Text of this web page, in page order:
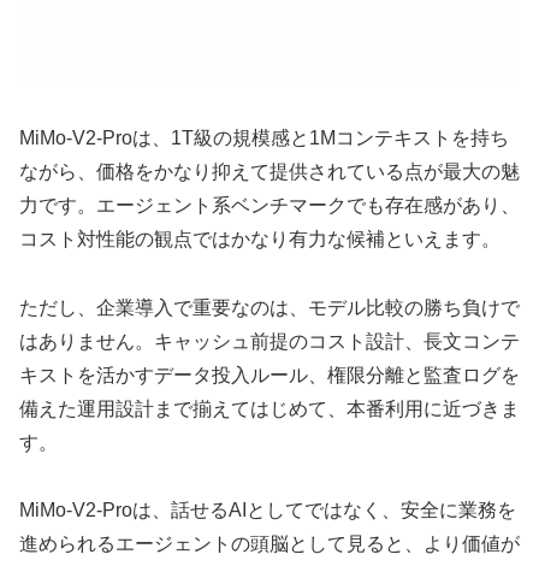
MiMo-V2-Proは、1T級の規模感と1Mコンテキストを持ち
ながら、価格をかなり抑えて提供されている点が最大の魅
力です。エージェント系ベンチマークでも存在感があり、
コスト対性能の観点ではかなり有力な候補といえます。
ただし、企業導入で重要なのは、モデル比較の勝ち負けで
はありません。キャッシュ前提のコスト設計、長文コンテ
キストを活かすデータ投入ルール、権限分離と監査ログを
備えた運用設計まで揃えてはじめて、本番利用に近づきま
す。
MiMo-V2-Proは、話せるAIとしてではなく、安全に業務を
進められるエージェントの頭脳として見ると、より価値が